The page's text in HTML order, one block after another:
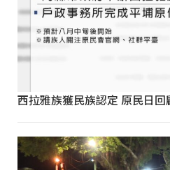
西拉雅族獲民族認定 原民日回